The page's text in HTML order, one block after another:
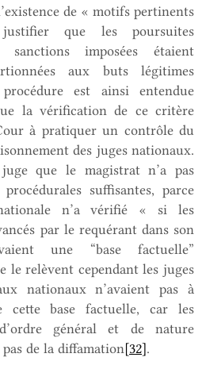
de « motifs pertinents
que les poursuites
imposées étaient
aux buts légitimes
est ainsi entendue
la vérification de ce critère
à pratiquer un contrôle du
des juges nationaux.
que le magistrat n’a pas
suffisantes, parce
n’a vérifié « si les
par le requérant dans son
une “base factuelle”
le relèvent cependant les juges
nationaux n’avaient pas à
cette base factuelle, car les
général et de nature
de la diffamation[32].